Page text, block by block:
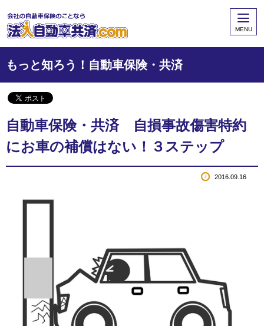
MENU
もっと知ろう！自動車保険・共済
自動車保険・共済 自損事故傷害特約
にお車の補償はない！３ステップ
2016.09.16